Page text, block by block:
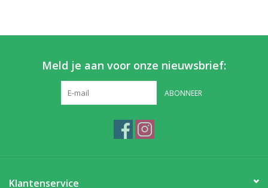
Meld je aan voor onze nieuwsbrief:
ABONNEER
Klantenservice